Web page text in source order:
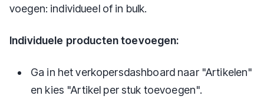
voegen: individueel of in bulk.
Individuele producten toevoegen:
Ga in het verkopersdashboard naar "Artikelen"
en kies "Artikel per stuk toevoegen".